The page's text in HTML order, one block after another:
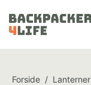
Forside / Lanterner